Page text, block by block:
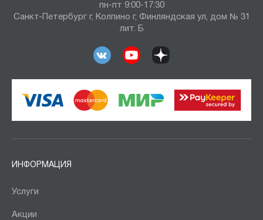
пн-пт 9:00-17:30
Санкт-Петербург г, Колпино г, Финляндская ул, дом № 31
лит. Б
ИНФОРМАЦИЯ
Услуги
Акции